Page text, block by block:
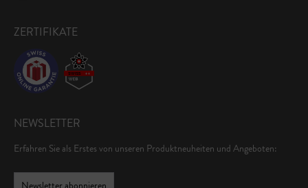
ZERTIFIKATE
NEWSLETTER
Erfahren Sie als Erstes von unseren Produktneuheiten und Angeboten:
Newsletter abonnieren